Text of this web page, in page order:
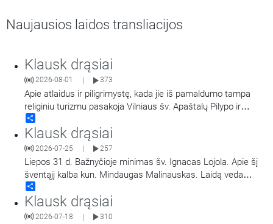
Naujausios laidos transliacijos
Klausk drąsiai
2026-08-01 373
Apie atlaidus ir piligrimystę, kada jie iš pamaldumo tampa
religiniu turizmu pasakoja Vilniaus šv. Apaštalų Pilypo ir
Jokūbo (dominikonų) vienuolyno prioras, kunigas Jokūbas
Marija Goštautas OP.
Klausk drąsiai
2026-07-25 257
Liepos 31 d. Bažnyčioje minimas šv. Ignacas Lojola. Apie šį
šventąjį kalba kun. Mindaugas Malinauskas. Laidą veda
Mantvydas Prekevičius.
Klausk drąsiai
2026-07-18 | 310